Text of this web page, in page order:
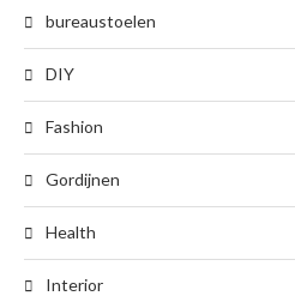
bureaustoelen
DIY
Fashion
Gordijnen
Health
Interior